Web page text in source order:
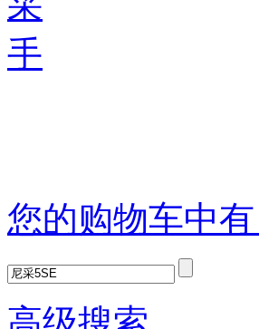
您的购物车中